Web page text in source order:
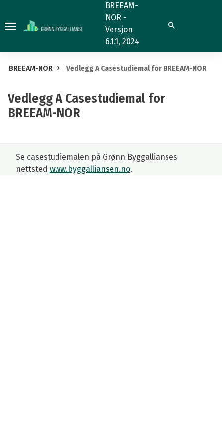
A
Casestudiemal
for
BREEAM-
BREEAM-
NOR -
Versjon
6.1.1, 2024
Søk
BREEAM-NOR Vedlegg A Casestudiemal for BREEAM-NOR
Vedlegg A Casestudiemal for
BREEAM-NOR
Se casestudiemalen på Grønn Byggallianses
nettsted www.byggalliansen.no.